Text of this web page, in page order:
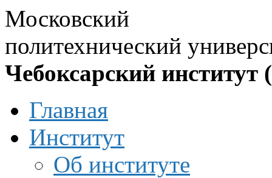
Московский
политехнический
Чебоксарский институт
Главная
Институт
Об институте